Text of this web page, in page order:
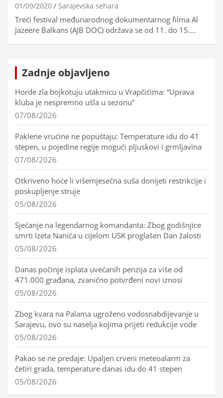
01/09/2020 Sarajevska sehara
Treći festival međunarodnog dokumentarnog filma Al
Jazeere Balkans (AJB DOC) održava se od 11. do 15.…
Zadnje objavljeno
Horde zla bojkotuju utakmicu u Vrapčićima: “Uprava
kluba je nespremno ušla u sezonu”
07/08/2026
Paklene vrućine ne popuštaju: Temperature idu do 41
stepen, u pojedine regije mogući pljuskovi i grmljavina
07/08/2026
Otkriveno hoće li višemjesečna suša donijeti restrikcije i
poskupljenje struje
05/08/2026
Sjećanje na legendarnog komandanta: Zbog godišnjice
smrti Izeta Nanića u cijelom USK proglašen Dan žalosti
05/08/2026
Danas počinje isplata uvećanih penzija za više od
471.000 građana, zvanično potvrđeni novi iznosi
05/08/2026
Zbog kvara na Palama ugroženo vodosnabdijevanje u
Sarajevu, ovo su naselja kojima prijeti redukcije vode
05/08/2026
Pakao se ne predaje: Upaljen crveni meteoalarm za
četiri grada, temperature danas idu do 41 stepen
05/08/2026